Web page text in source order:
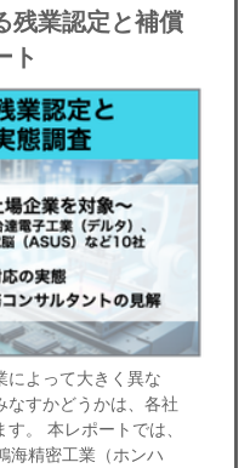
残業認定と補償
ト
によって大きく異な
なすかどうかは、各社
。 本レポートでは、
海精密工業（ホンハ